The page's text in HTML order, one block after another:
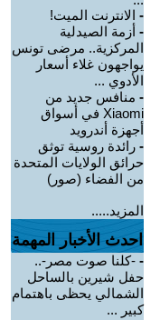
- الانترنت الميت!
- أزمة الصيدلية
المركزية.. مرضى تونس
يواجهون غلاء أسعار
الأدوي ...
- منافس جديد من
Xiaomi في أسواق
أجهزة أندرويد
- رائدة روسية توثق
حرائق الولايات المتحدة
من الفضاء (صور)
المزيد.....
احدث الأخبار المهمة
- -كلنا صوت مصر-..
حفل شيرين بالساحل
الشمالي يحظى باهتمام
كبير ...